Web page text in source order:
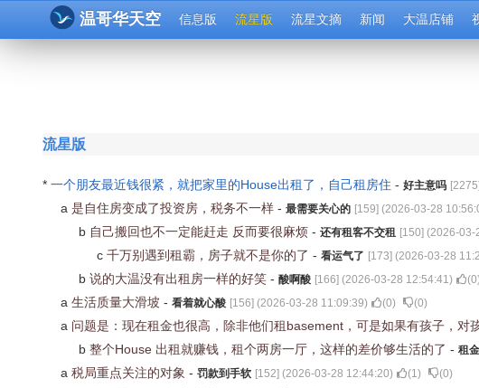
温哥华天空 信息版 流星版 流星文摘 新闻 大温店铺
流星版
* 一个朋友最近钱很紧，就把家里的House出租了，自己租房住 - 好主意吗 [2275
a 是自住房变成了投资房，税务不一样 - 最需要关心的 [159] (2026-03-28
b 自己搬回也不一定能赶走 反而要很麻烦 - 还有租客不交租 [150] (2026-03-
c 千万别遇到租霸，房子就不是你的了 - 看运气了 [173] (2026-03-28
b 说的大温没有出租房一样的好笑 - 酸啊酸 [166] (2026-03-28 12:54:41) (0)
a 生活质量大滑坡 - 看着就心酸 [156] (2026-03-28 11:09:39) (0) (0)
a 问题是：现在租金也很高，除非他们租basement，可是如果有孩子，对
b 整个House 出租就赚钱，租个两房一厅，这样的差价够生活的了 - 租
a 税局重点关注的对象 - 罚款到手软 [152] (2026-03-28 12:44:20) (1) (0)